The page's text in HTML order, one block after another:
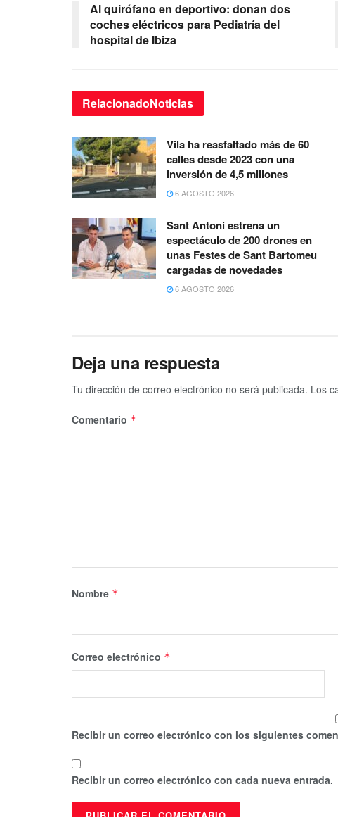
Al quirófano en deportivo: donan dos
coches eléctricos para Pediatría del
hospital de Ibiza
RelacionadoNoticias
Vila ha reasfaltado más de 60
calles desde 2023 con una
inversión de 4,5 millones
6 AGOSTO 2026
Sant Antoni estrena un
espectáculo de 200 drones en
unas Festes de Sant Bartomeu
cargadas de novedades
6 AGOSTO 2026
Deja una respuesta
Tu dirección de correo electrónico no será publicada. Los
Comentario *
Nombre *
Correo electrónico *
Recibir un correo electrónico con los siguientes
Recibir un correo electrónico con cada nueva entrada.